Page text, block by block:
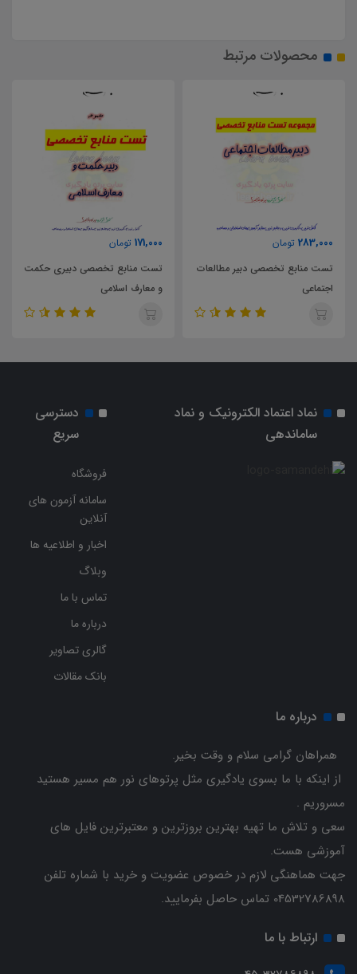
محصولات مرتبط
283,000 تومان
تست منابع تخصصی دبیر مطالعات
اجتماعی
171,000 تومان
تست منابع تخصصی دبیری حکمت
و معارف اسلامی
نماد اعتماد الکترونیک و نماد
ساماندهی
دسترسی
سریع
فروشگاه
سامانه آزمون های
آنلاین
اخبار و اطلاعیه ها
وبلاگ
تماس با ما
درباره ما
گالری تصاویر
بانک مقالات
درباره ما
همراهان گرامی سلام و وقت بخیر.
از اینکه با ما بسوی یادگیری مثل پرتوهای نور هم مسیر هستید
مسروریم .
سعی و تلاش ما تهیه بهترین بروزترین و معتبرترین فایل های
آموزشی هست.
جهت هماهنگی لازم در خصوص عضویت و خرید با شماره تلفن
04532786898 تماس حاصل بفرمایید.
ارتباط با ما